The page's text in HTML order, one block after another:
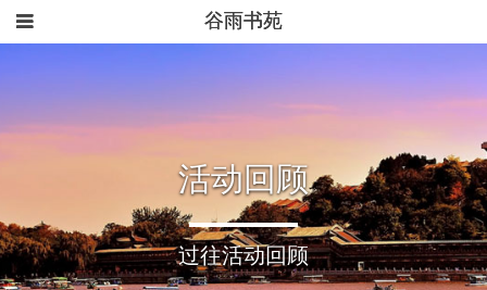
谷雨书苑
活动回顾
过往活动回顾